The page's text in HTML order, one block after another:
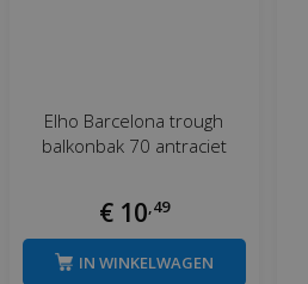
Elho Barcelona trough
balkonbak 70 antraciet
€ 10 49
IN WINKELWAGEN